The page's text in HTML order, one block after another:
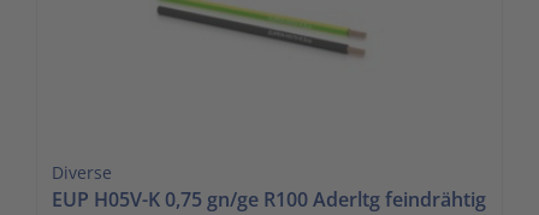
Diverse
EUP H05V-K 0,75 gn/ge R100 Aderltg feindrähtig